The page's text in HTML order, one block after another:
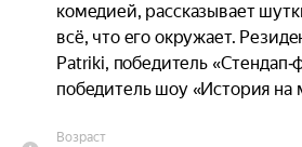
комедией, рассказывает
всё, что его окружает.
Patriki, победитель
победитель шоу «История на
Возраст